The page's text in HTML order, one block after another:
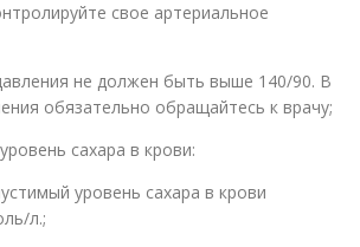
свое артериальное
не должен быть выше 140/90. В
обязательно обращайтесь к врачу;
сахара в крови:
уровень сахара в крови
л.;